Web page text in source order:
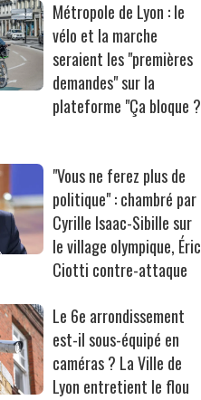
Métropole de Lyon : le
vélo et la marche
seraient les "premières
demandes" sur la
plateforme "Ça bloque ?
"Vous ne ferez plus de
politique" : chambré par
Cyrille Isaac-Sibille sur
le village olympique, Éric
Ciotti contre-attaque
Le 6e arrondissement
est-il sous-équipé en
caméras ? La Ville de
Lyon entretient le flou